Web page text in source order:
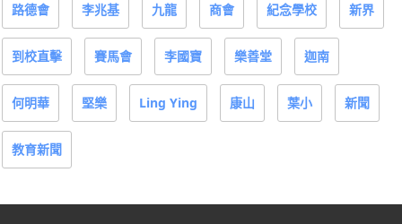
路德會 李兆基 九龍 商會 紀念學校 新界
到校直擊 賽馬會 李國寶 樂善堂 迦南
何明華 堅樂 Ling Ying 康山 葉小 新聞
教育新聞